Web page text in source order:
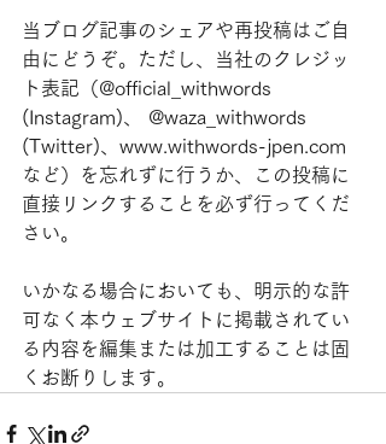
当ブログ記事のシェアや再投稿はご自
由にどうぞ。ただし、当社のクレジッ
ト表記（@official_withwords
(Instagram)、 @waza_withwords
(Twitter)、www.withwords-jpen.com
など）を忘れずに行うか、この投稿に
直接リンクすることを必ず行ってくだ
さい。
いかなる場合においても、明示的な許
可なく本ウェブサイトに掲載されてい
る内容を編集または加工することは固
くお断りします。